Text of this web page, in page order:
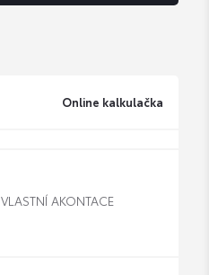
Online kalkulačka
VLASTNÍ AKONTACE